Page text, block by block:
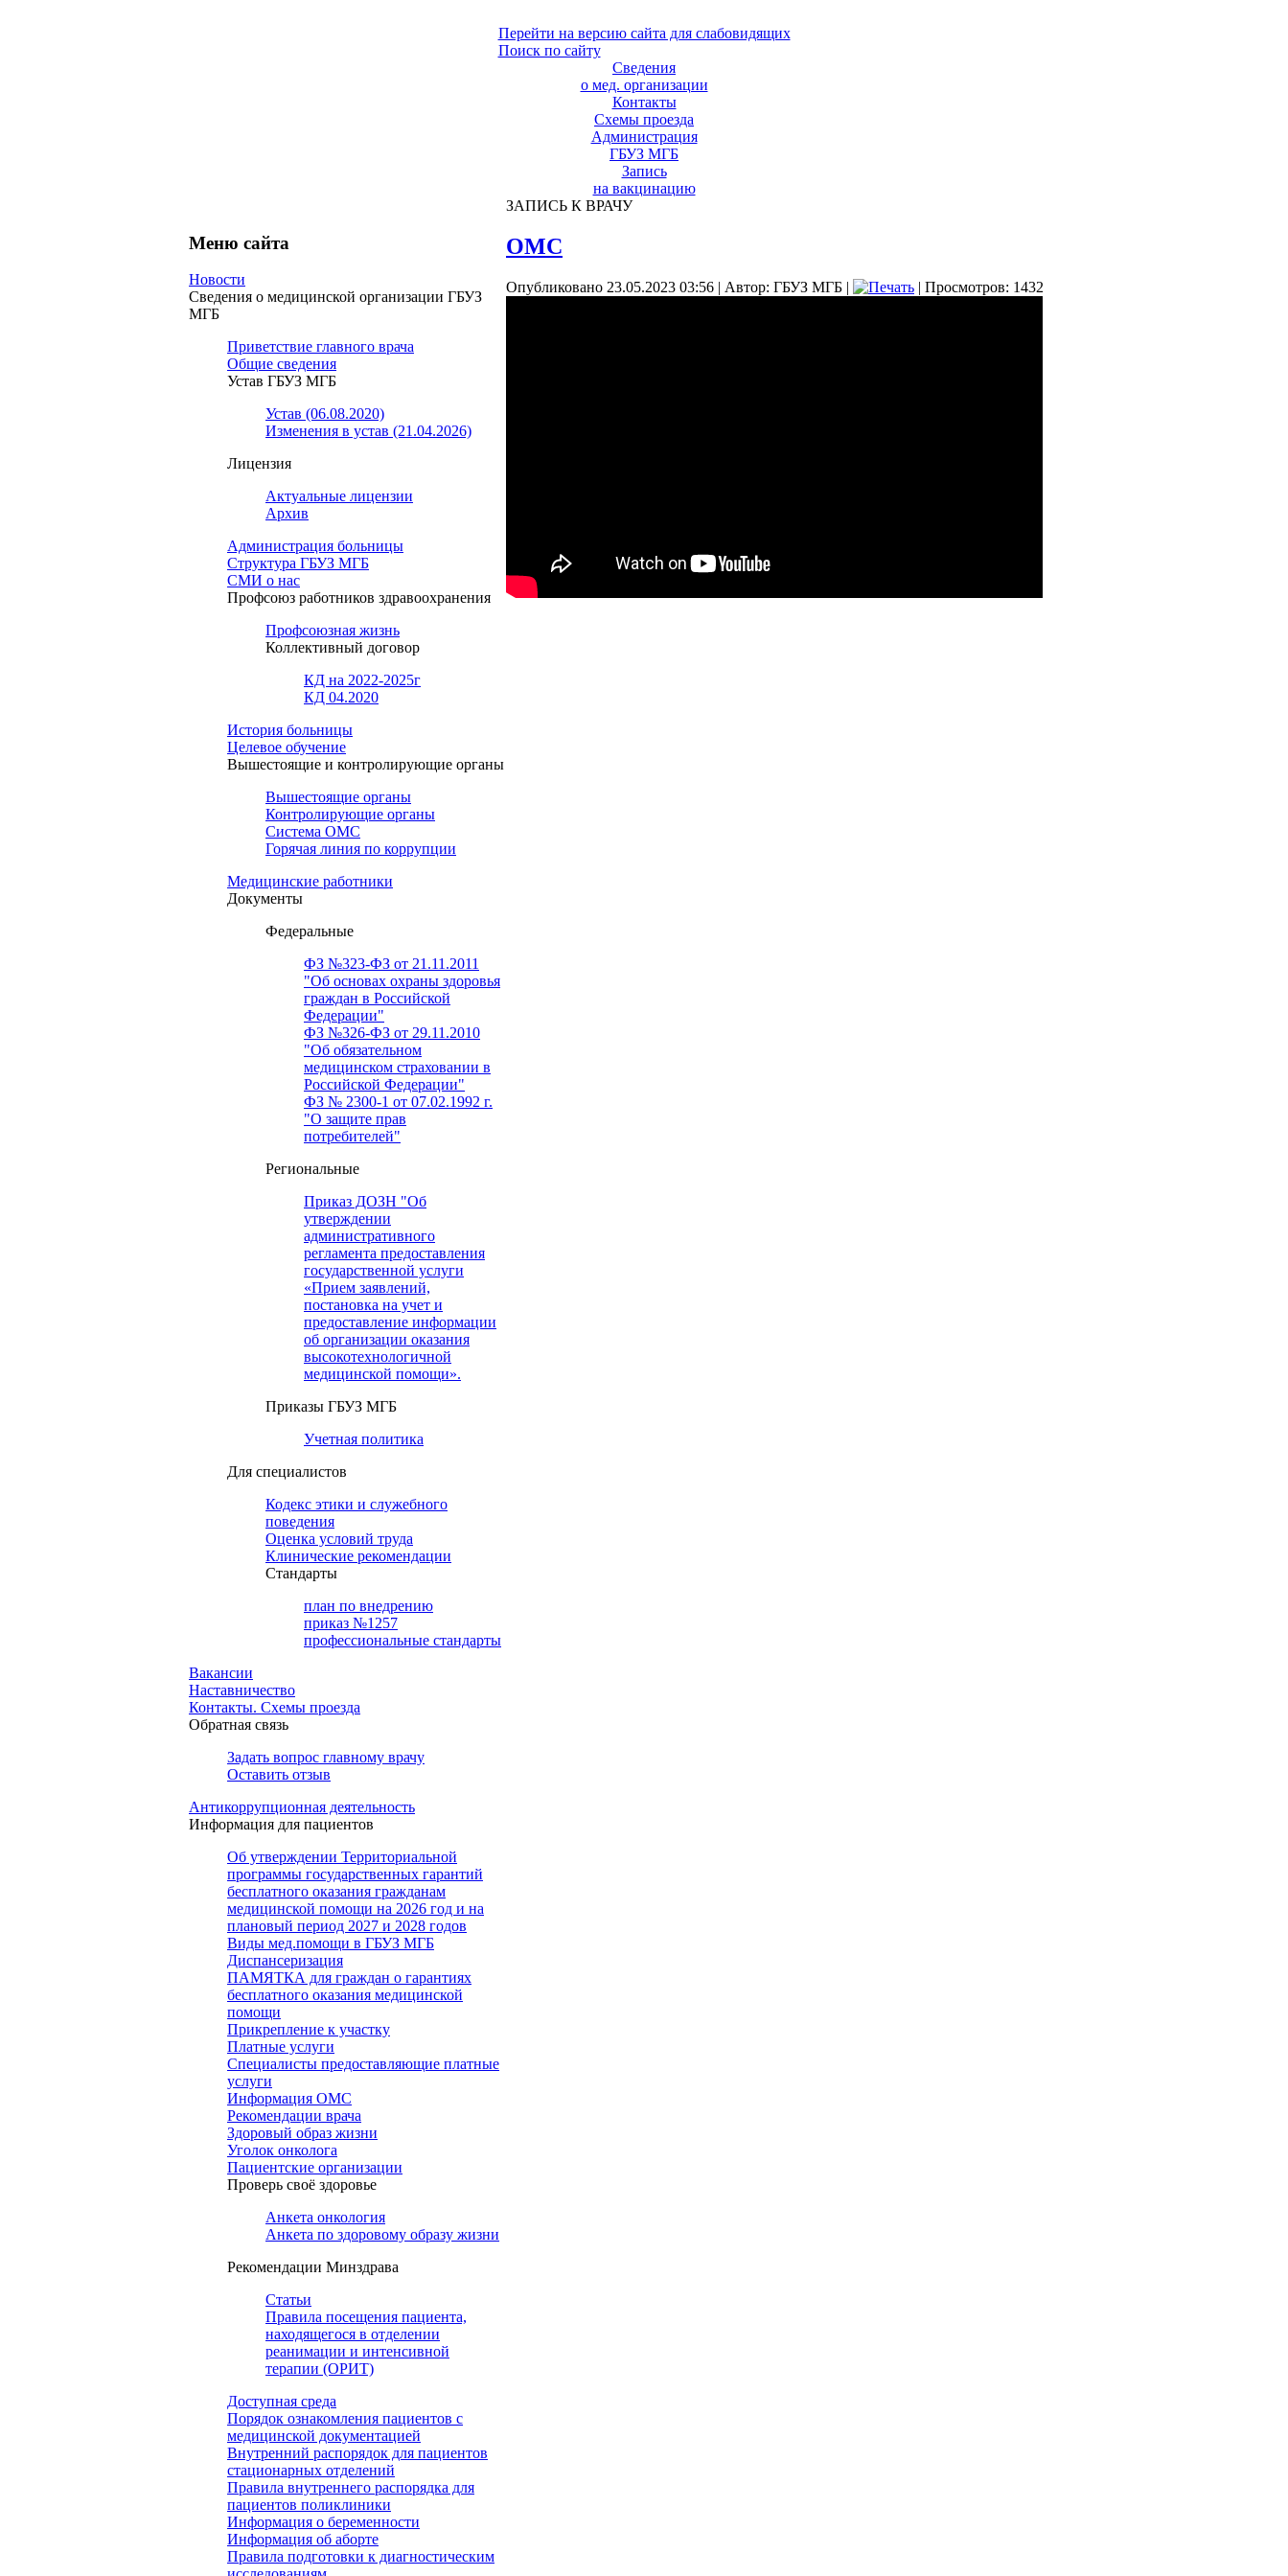
Перейти на версию сайта для слабовидящих
Поиск по сайту
Сведения
о мед. организации
Контакты
Схемы проезда
Администрация
ГБУЗ МГБ
Запись
на вакцинацию
ЗАПИСЬ К ВРАЧУ
Меню сайта
Новости
Сведения о медицинской организации ГБУЗ
МГБ
Приветствие главного врача
Общие сведения
Устав ГБУЗ МГБ
Устав (06.08.2020)
Изменения в устав (21.04.2026)
Лицензия
Актуальные лицензии
Архив
Администрация больницы
Структура ГБУЗ МГБ
СМИ о нас
Профсоюз работников здравоохранения
Профсоюзная жизнь
Коллективный договор
КД на 2022-2025г
КД 04.2020
История больницы
Целевое обучение
Вышестоящие и контролирующие органы
Вышестоящие органы
Контролирующие органы
Система ОМС
Горячая линия по коррупции
Медицинские работники
Документы
Федеральные
ФЗ №323-ФЗ от 21.11.2011
"Об основах охраны здоровья
граждан в Российской
Федерации"
ФЗ №326-ФЗ от 29.11.2010
"Об обязательном
медицинском страховании в
Российской Федерации"
ФЗ № 2300-1 от 07.02.1992 г.
"О защите прав
потребителей"
Региональные
Приказ ДОЗН "Об
утверждении
административного
регламента предоставления
государственной услуги
«Прием заявлений,
постановка на учет и
предоставление информации
об организации оказания
высокотехнологичной
медицинской помощи».
Приказы ГБУЗ МГБ
Учетная политика
Для специалистов
Кодекс этики и служебного
поведения
Оценка условий труда
Клинические рекомендации
Cтандарты
план по внедрению
приказ №1257
профессиональные стандарты
Вакансии
Наставничество
Контакты. Схемы проезда
Обратная связь
Задать вопрос главному врачу
Оставить отзыв
Антикоррупционная деятельность
Информация для пациентов
Об утверждении Территориальной
программы государственных гарантий
бесплатного оказания гражданам
медицинской помощи на 2026 год и на
плановый период 2027 и 2028 годов
Виды мед.помощи в ГБУЗ МГБ
Диспансеризация
ПАМЯТКА для граждан о гарантиях
бесплатного оказания медицинской
помощи
Прикрепление к участку
Платные услуги
Специалисты предоставляющие платные
услуги
Информация ОМС
Рекомендации врача
Здоровый образ жизни
Уголок онколога
Пациентские организации
Проверь своё здоровье
Анкета онкология
Анкета по здоровому образу жизни
Рекомендации Минздрава
Статьи
Правила посещения пациента,
находящегося в отделении
реанимации и интенсивной
терапии (ОРИТ)
Доступная среда
Порядок ознакомления пациентов с
медицинской документацией
Внутренний распорядок для пациентов
стационарных отделений
Правила внутреннего распорядка для
пациентов поликлиники
Информация о беременности
Информация об аборте
Правила подготовки к диагностическим
ОМС
Опубликовано 23.05.2023 03:56 | Автор: ГБУЗ МГБ | | Просмотров: 1432